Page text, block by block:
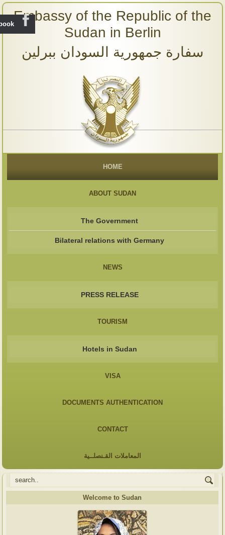
Embassy of the Republic of the
Sudan in Berlin
سفارة جمهورية السودان ببرلين
HOME
ABOUT SUDAN
The Government
Bilateral relations with Germany
NEWS
PRESS RELEASE
TOURISM
Hotels in Sudan
VISA
DOCUMENTS AUTHENTICATION
CONTACT
المعاملات القـنصلــية
Welcome to Sudan